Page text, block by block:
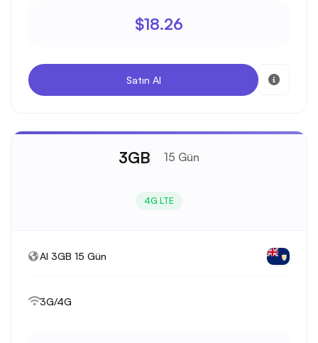
$18.26
Satın Al
3GB 15 Gün
4G LTE
AI 3GB 15 Gün
3G/4G